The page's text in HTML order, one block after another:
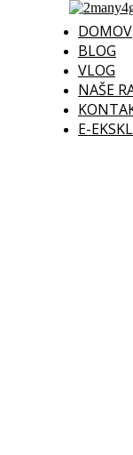
DOMOV
BLOG
VLOG
NAŠE
E-